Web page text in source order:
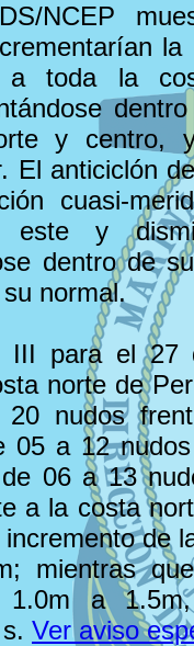
NCEP
la
a toda la
y centro, y
El anticiclón
cuasi-
este y
dentro de
normal.
III para el 27
norte de
20 nudos
05 a 12
06 a 13
a la costa
de
mientras
a
Ver aviso